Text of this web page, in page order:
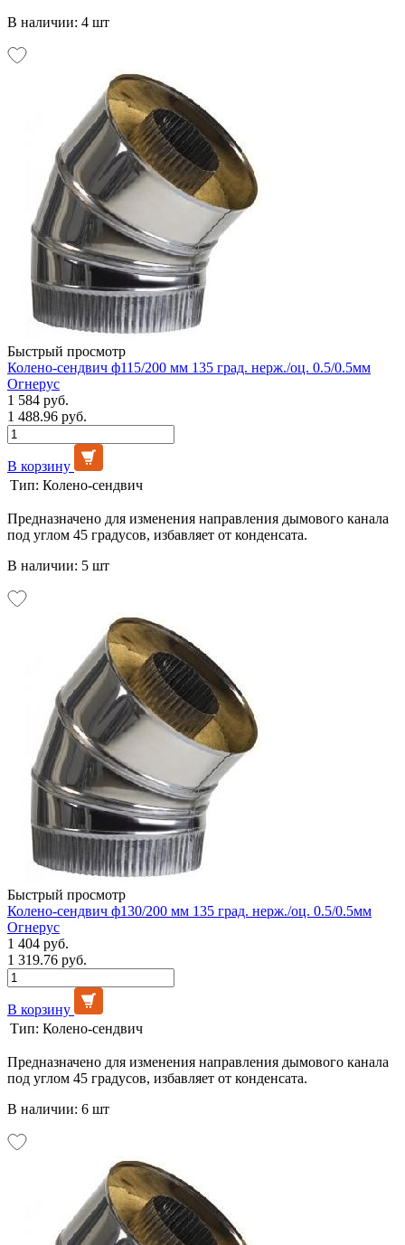
В наличии: 4 шт
Быстрый просмотр
Колено-сендвич ф115/200 мм 135 град. нерж./оц. 0.5/0.5мм
Огнерус
1 584 руб.
1 488.96 руб.
В корзину
Тип: Колено-сендвич
Предназначено для изменения направления дымового канала
под углом 45 градусов, избавляет от конденсата.
В наличии: 5 шт
Быстрый просмотр
Колено-сендвич ф130/200 мм 135 град. нерж./оц. 0.5/0.5мм
Огнерус
1 404 руб.
1 319.76 руб.
В корзину
Тип: Колено-сендвич
Предназначено для изменения направления дымового канала
под углом 45 градусов, избавляет от конденсата.
В наличии: 6 шт